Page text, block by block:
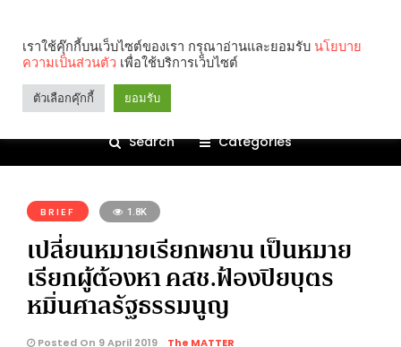
Search Categories
BRIEF 1.8K
เปลี่ยนหมายเรียกพยาน เป็นหมาย
เรียกผู้ต้องหา คสช.ฟ้องปิยบุตร
หมิ่นศาลรัฐธรรมนูญ
Posted On 9 April 2019 The MATTER
เราใช้คุ๊กกี้บนเว็บไซต์ของเรา กรุณาอ่านและยอมรับ นโยบาย
ความเป็นส่วนตัว เพื่อใช้บริการเว็บไซต์
ตัวเลือกคุ๊กกี้ ยอมรับ